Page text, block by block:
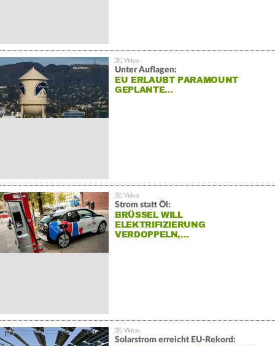
Unter Auflagen:
EU ERLAUBT PARAMOUNT
GEPLANTE…
Strom statt Öl:
BRÜSSEL WILL
ELEKTRIFIZIERUNG
VERDOPPELN,…
Solarstrom erreicht EU-Rekord: